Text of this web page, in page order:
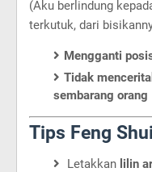
(Aku berlindung
terkutuk, dari
Mengganti
Tidak
sembarang orang
Tips Feng
Letakkan lilin